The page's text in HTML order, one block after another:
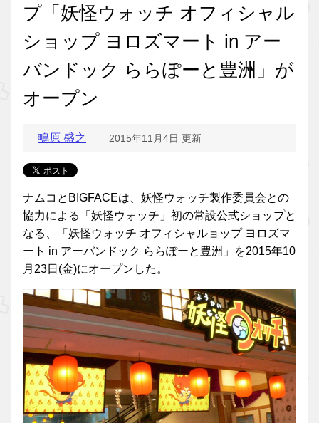
プ「妖怪ウォッチ オフィシャル
ショップ ヨロズマート in アー
バンドック ららぽーと豊洲」が
オープン
鴫原 盛之 2015年11月4日 更新
ナムコとBIGFACEは、妖怪ウォッチ製作委員会との
協力による「妖怪ウォッチ」初の常設公式ショップと
なる、「妖怪ウォッチ オフィシャルョップ ヨロズマ
ート in アーバンドック ららぽーと豊洲」を2015年10
月23日(金)にオープンした。